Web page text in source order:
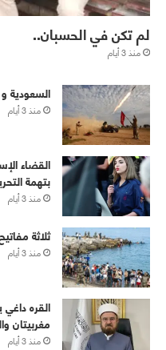
لم تكن في الحسبان..
منذ 3 أيام
‏⁧‫السعودية‬⁩
منذ 3 أيام
القضاء
بتهمة
منذ 3 أيام
ثلاثة
منذ 3 أيام
القره
مغربيتان
منذ 3 أيام